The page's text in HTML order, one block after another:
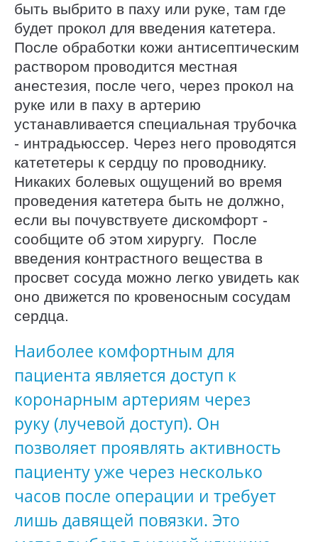
быть выбрито в паху или руке, там где
будет прокол для введения катетера.
После обработки кожи антисептическим
раствором проводится местная
анестезия, после чего, через прокол на
руке или в паху в артерию
устанавливается специальная трубочка
- интрадьюссер. Через него проводятся
катететеры к сердцу по проводнику.
Никаких болевых ощущений во время
проведения катетера быть не должно,
если вы почувствуете дискомфорт -
сообщите об этом хирургу. После
введения контрастного вещества в
просвет сосуда можно легко увидеть как
оно движется по кровеносным сосудам
сердца.
Наиболее комфортным для
пациента является доступ к
коронарным артериям через
руку (лучевой доступ). Он
позволяет проявлять активность
пациенту уже через несколько
часов после операции и требует
лишь давящей повязки. Это